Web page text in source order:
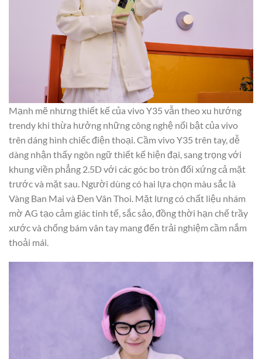
Mạnh mẽ nhưng thiết kế của vivo Y35 vẫn theo xu hướng
trendy khi thừa hưởng những công nghệ nổi bật của vivo
trên dáng hình chiếc điện thoại. Cầm vivo Y35 trên tay, dễ
dàng nhận thấy ngôn ngữ thiết kế hiện đại, sang trọng với
khung viền phẳng 2.5D với các góc bo tròn đối xứng cả mặt
trước và mặt sau. Người dùng có hai lựa chọn màu sắc là
Vàng Ban Mai và Đen Vân Thoi. Mặt lưng có chất liệu nhám
mờ AG tạo cảm giác tinh tế, sắc sảo, đồng thời hạn chế trầy
xước và chống bám vân tay mang đến trải nghiệm cầm nắm
thoải mái.